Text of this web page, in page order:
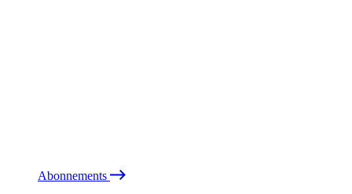
Abonnements